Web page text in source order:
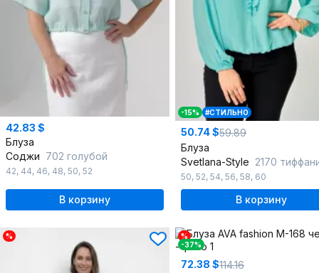
42.83 $
Блуза
Соджи 702 голубой
42, 44, 46, 48, 50, 52
В корзину
-15% #СТИЛЬНО
50.74 $59.89
Блуза
Svetlana-Style 2170
50, 52, 54, 56, 58, 60
В корзину
%
%
-37%
72.38 $114.16